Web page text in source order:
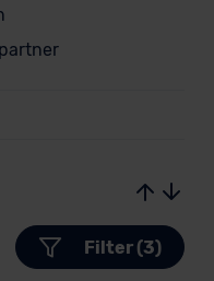
Filter (3)